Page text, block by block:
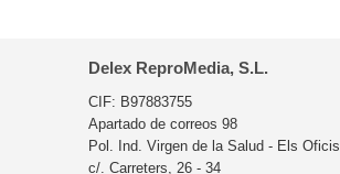
Delex ReproMedia, S.L.
CIF: B97883755
Apartado de correos 98
Pol. Ind. Virgen de la Salud - Els Oficis
c/. Carreters, 26 - 34